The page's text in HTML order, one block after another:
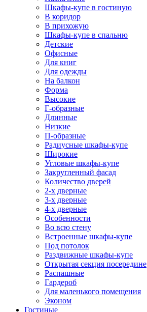
Шкафы-купе в гостиную
В коридор
В прихожую
Шкафы-купе в спальню
Детские
Офисные
Для книг
Для одежды
На балкон
Форма
Высокие
Г-образные
Длинные
Низкие
П-образные
Радиусные шкафы-купе
Широкие
Угловые шкафы-купе
Закругленный фасад
Количество дверей
2-х дверные
3-х дверные
4-х дверные
Особенности
Во всю стену
Встроенные шкафы-купе
Под потолок
Раздвижные шкафы-купе
Открытая секция посередине
Распашные
Гардероб
Для маленького помещения
Эконом
Гостиные